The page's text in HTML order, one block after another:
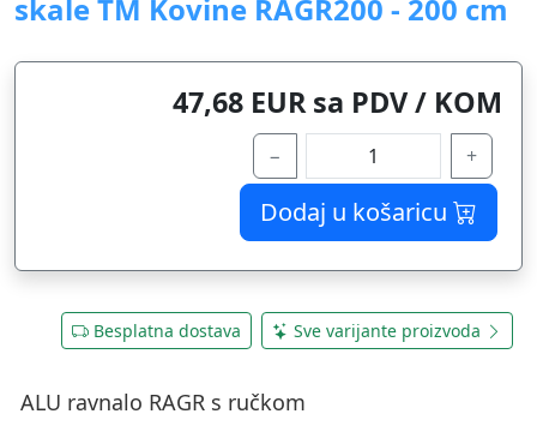
skale TM Kovine RAGR200 - 200 cm
47,68 EUR sa PDV / KOM
− +
Dodaj u košaricu
Besplatna dostava Sve varijante proizvoda
ALU ravnalo RAGR s ručkom